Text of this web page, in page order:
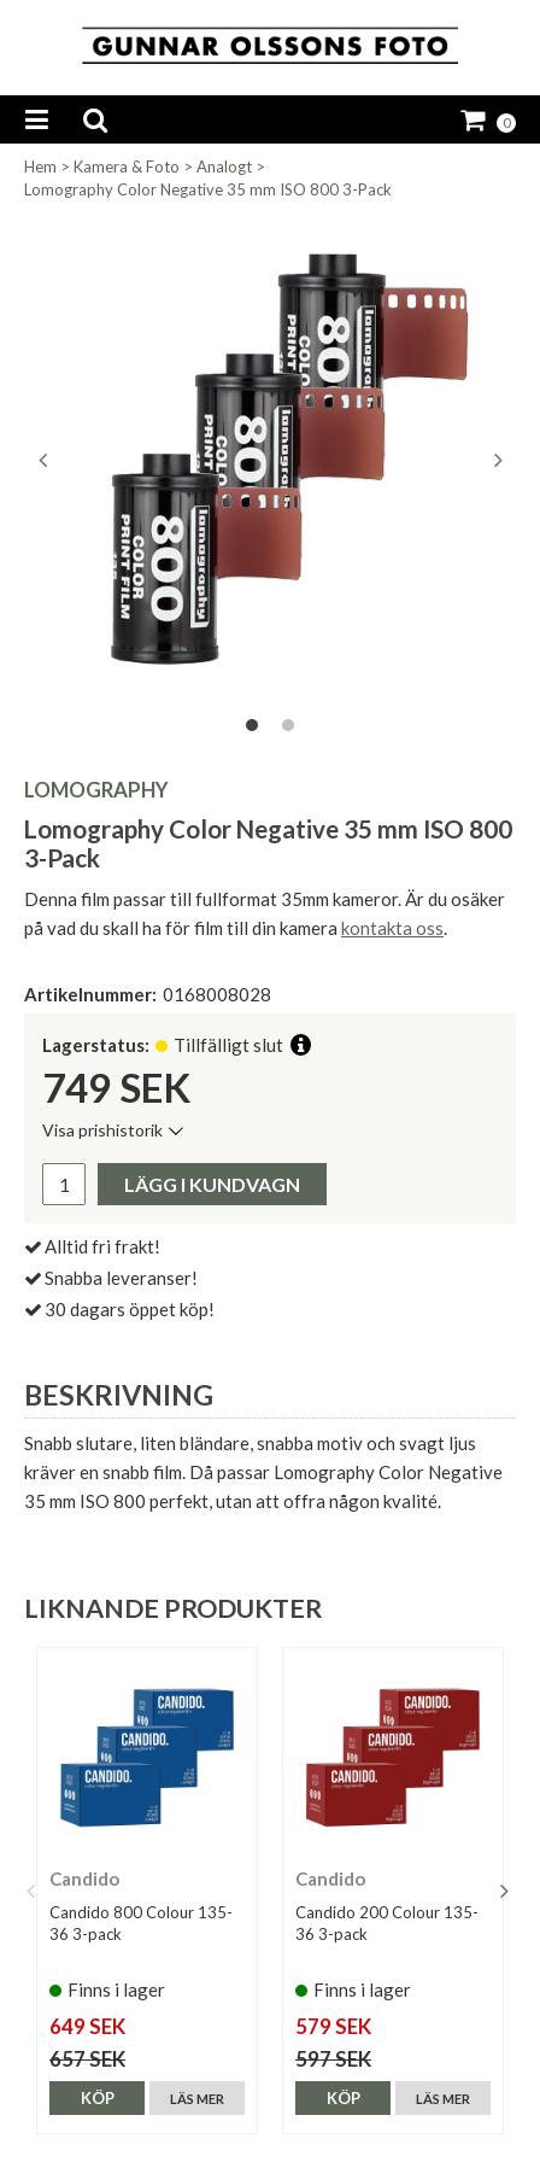
0
Hem > Kamera & Foto > Analogt >
Lomography Color Negative 35 mm ISO 800 3-Pack
LOMOGRAPHY
Lomography Color Negative 35 mm ISO 800
3-Pack
Denna film passar till fullformat 35mm kameror. Är du osäker
på vad du skall ha för film till din kamera kontakta oss.
Artikelnummer: 0168008028
Lagerstatus: Tillfälligt slut
749 SEK
Visa prishistorik
Pris:
LÄGG I KUNDVAGN
Alltid fri frakt!
Snabba leveranser!
30 dagars öppet köp!
BESKRIVNING
Snabb slutare, liten bländare, snabba motiv och svagt ljus
kräver en snabb film. Då passar Lomography Color Negative
35 mm ISO 800 perfekt, utan att offra någon kvalité.
LIKNANDE PRODUKTER
Candido
Candido 800 Colour 135-
36 3-pack
Finns i lager
649 SEK
657 SEK
LÄS MER
KÖP
Candido
Candido 200 Colour 135-
36 3-pack
Finns i lager
579 SEK
597 SEK
LÄS MER
KÖP